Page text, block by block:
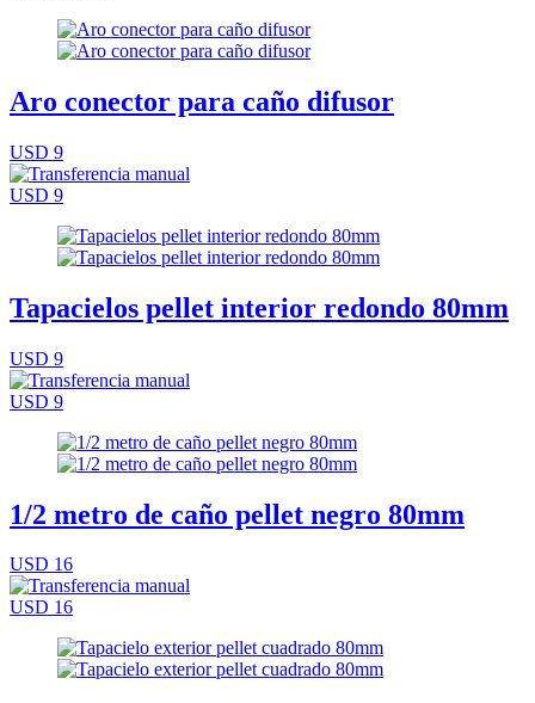
Aro conector para caño difusor
USD 9
USD 9
Tapacielos pellet interior redondo 80mm
USD 9
USD 9
1/2 metro de caño pellet negro 80mm
USD 16
USD 16